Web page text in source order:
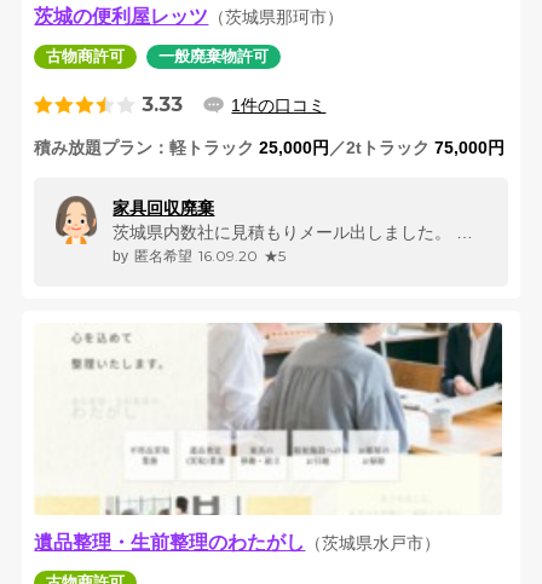
茨城の便利屋レッツ （茨城県那珂市）
古物商許可 一般廃棄物許可
3.33 1件の口コミ
積み放題プラン 軽トラック25,000円 ／2tトラック75,000円
家具回収廃棄
匿名希望 16.09.20 ★5
遺品整理・生前整理のわたがし （茨城県水戸市）